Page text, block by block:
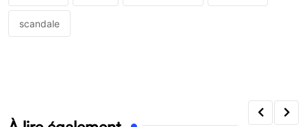
scandale